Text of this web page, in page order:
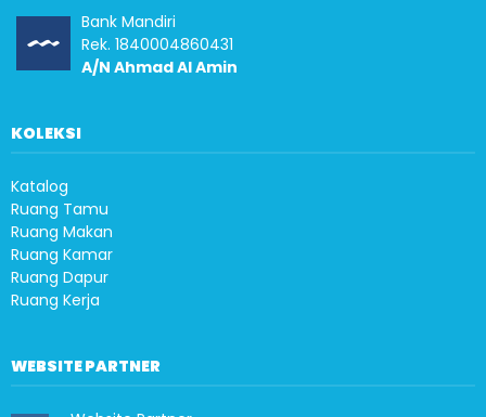
Bank Mandiri
Rek. 1840004860431
A/N Ahmad Al Amin
KOLEKSI
Katalog
Ruang Tamu
Ruang Makan
Ruang Kamar
Ruang Dapur
Ruang Kerja
WEBSITE PARTNER